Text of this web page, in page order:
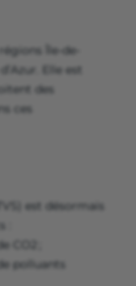
Île-de-
Elle est
des
ces
est désormais
CO2 ;
polluants